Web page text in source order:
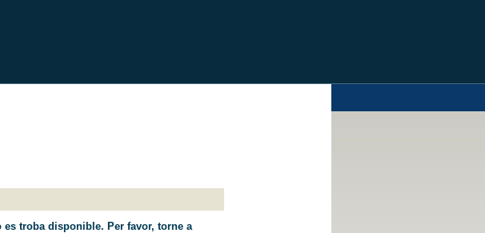
troba disponible. Per favor, torne a